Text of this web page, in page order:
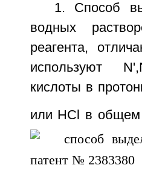
1. Способ
водных
реагента,
используют
кислоты в
или HCl в общем